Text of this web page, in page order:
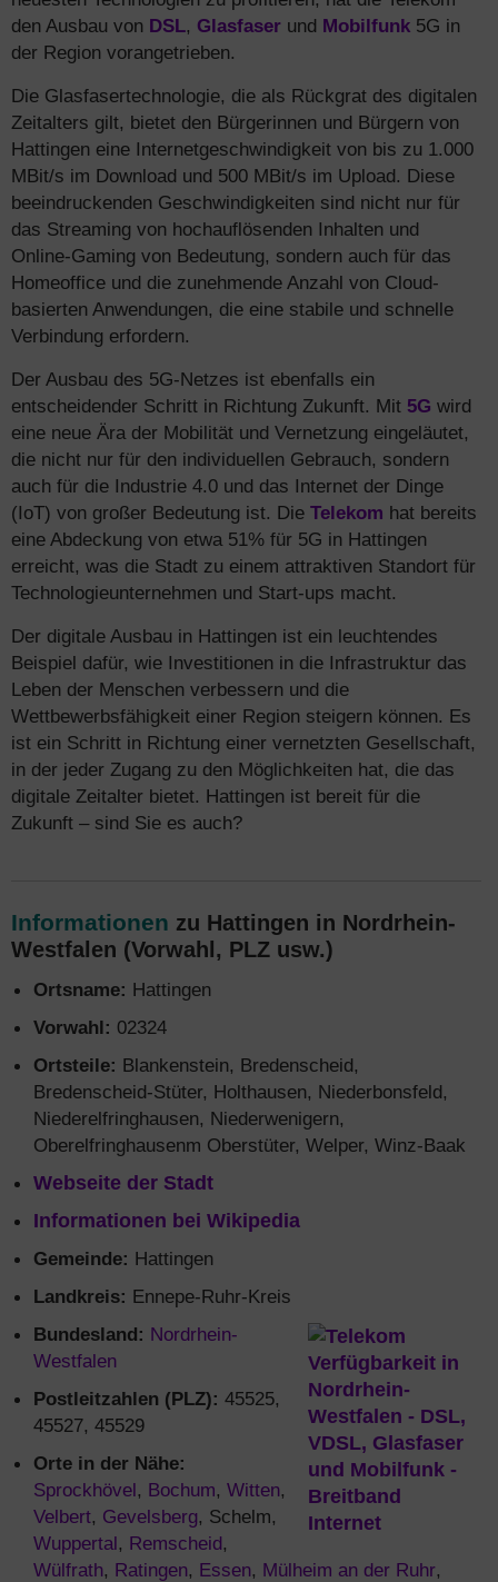
den Ausbau von DSL, Glasfaser und Mobilfunk 5G in
der Region vorangetrieben.
Die Glasfasertechnologie, die als Rückgrat des digitalen
Zeitalters gilt, bietet den Bürgerinnen und Bürgern von
Hattingen eine Internetgeschwindigkeit von bis zu 1.000
MBit/s im Download und 500 MBit/s im Upload. Diese
beeindruckenden Geschwindigkeiten sind nicht nur für
das Streaming von hochauflösenden Inhalten und
Online-Gaming von Bedeutung, sondern auch für das
Homeoffice und die zunehmende Anzahl von Cloud-
basierten Anwendungen, die eine stabile und schnelle
Verbindung erfordern.
Der Ausbau des 5G-Netzes ist ebenfalls ein
entscheidender Schritt in Richtung Zukunft. Mit 5G wird
eine neue Ära der Mobilität und Vernetzung eingeläutet,
die nicht nur für den individuellen Gebrauch, sondern
auch für die Industrie 4.0 und das Internet der Dinge
(IoT) von großer Bedeutung ist. Die Telekom hat bereits
eine Abdeckung von etwa 51% für 5G in Hattingen
erreicht, was die Stadt zu einem attraktiven Standort für
Technologieunternehmen und Start-ups macht.
Der digitale Ausbau in Hattingen ist ein leuchtendes
Beispiel dafür, wie Investitionen in die Infrastruktur das
Leben der Menschen verbessern und die
Wettbewerbsfähigkeit einer Region steigern können. Es
ist ein Schritt in Richtung einer vernetzten Gesellschaft,
in der jeder Zugang zu den Möglichkeiten hat, die das
digitale Zeitalter bietet. Hattingen ist bereit für die
Zukunft – sind Sie es auch?
Informationen zu Hattingen in Nordrhein-
Westfalen (Vorwahl, PLZ usw.)
Ortsname: Hattingen
Vorwahl: 02324
Ortsteile: Blankenstein, Bredenscheid,
Bredenscheid-Stüter, Holthausen, Niederbonsfeld,
Niederelfringhausen, Niederwenigern,
Oberelfringhausenm Oberstüter, Welper, Winz-Baak
Webseite der Stadt
Informationen bei Wikipedia
Gemeinde: Hattingen
Landkreis: Ennepe-Ruhr-Kreis
Bundesland: Nordrhein-
Westfalen
Postleitzahlen (PLZ): 45525,
45527, 45529
Orte in der Nähe:
Sprockhövel, Bochum, Witten,
Velbert, Gevelsberg, Schelm,
Wuppertal, Remscheid,
Wülfrath, Ratingen, Essen, Mülheim an der Ruhr,